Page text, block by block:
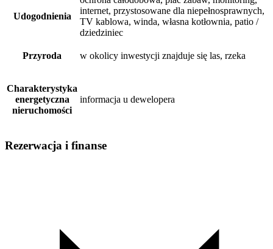
Udogodnienia
internet, przystosowane dla niepełnosprawnych,
TV kablowa, winda, własna kotłownia, patio /
dziedziniec
Przyroda w okolicy inwestycji znajduje się las, rzeka
Charakterystyka
energetyczna
nieruchomości
informacja u dewelopera
Rezerwacja i finanse